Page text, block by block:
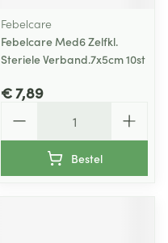
Febelcare
Febelcare Med6 Zelfkl.
Steriele Verband.7x5cm 10st
€ 7,89
Bestel